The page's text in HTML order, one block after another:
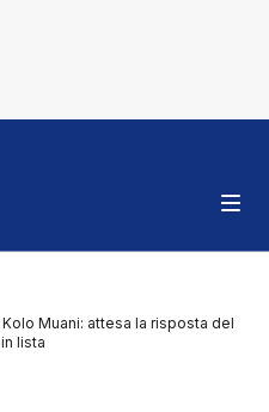
Muani: attesa la risposta del
lista